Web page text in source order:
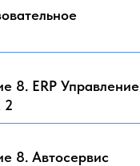
8. ERP Управление
2
8. Автосервис